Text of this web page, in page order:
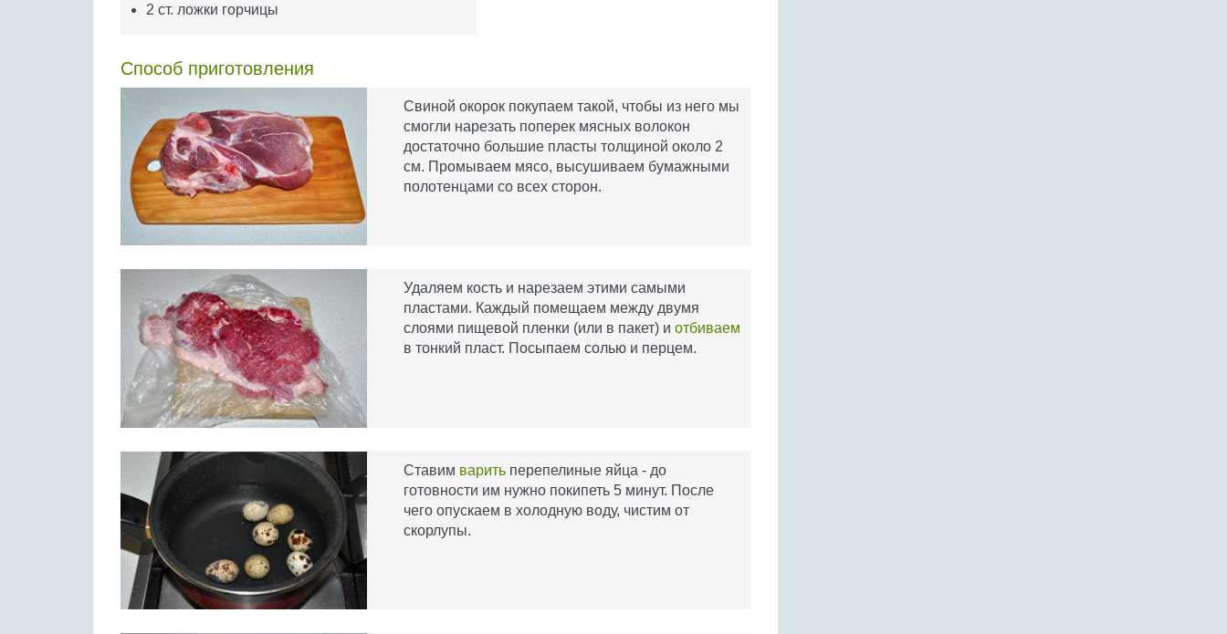
2 ст. ложки горчицы
Способ приготовления
Свиной окорок покупаем такой, чтобы из него мы
смогли нарезать поперек мясных волокон
достаточно большие пласты толщиной около 2
см. Промываем мясо, высушиваем бумажными
полотенцами со всех сторон.
Удаляем кость и нарезаем этими самыми
пластами. Каждый помещаем между двумя
слоями пищевой пленки (или в пакет) и отбиваем
в тонкий пласт. Посыпаем солью и перцем.
Ставим варить перепелиные яйца - до
готовности им нужно покипеть 5 минут. После
чего опускаем в холодную воду, чистим от
скорлупы.